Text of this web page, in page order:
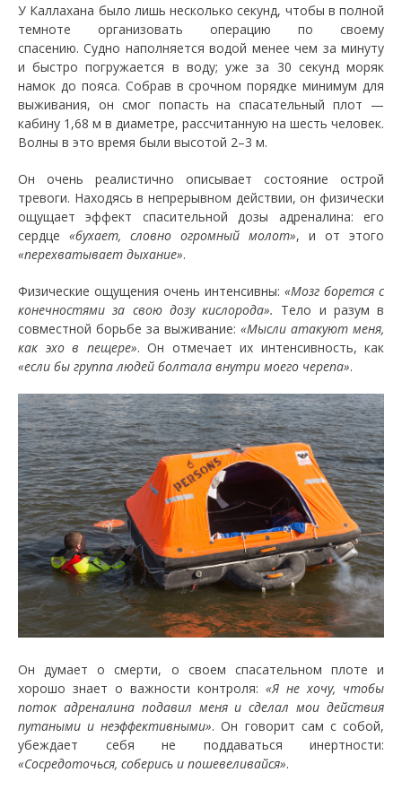
У Каллахана было лишь несколько секунд, чтобы в полной
темноте организовать операцию по своему
спасению. Судно наполняется водой менее чем за минуту
и ​​быстро погружается в воду; уже за 30 секунд моряк
намок до пояса. Собрав в срочном порядке минимум для
выживания, он смог попасть на спасательный плот —
кабину 1,68 м в диаметре, рассчитанную на шесть человек.
Волны в это время были высотой 2–3 м.
Он очень реалистично описывает состояние острой
тревоги. Находясь в непрерывном действии, он физически
ощущает эффект спасительной дозы адреналина: его
сердце «бухает, словно огромный молот», и от этого
«перехватывает дыхание».
Физические ощущения очень интенсивны: «Мозг борется с
конечностями за свою дозу кислорода». Тело и разум в
совместной борьбе за выживание: «Мысли атакуют меня,
как эхо в пещере». Он отмечает их интенсивность, как
«если бы группа людей болтала внутри моего черепа».
Он думает о смерти, о своем спасательном плоте и
хорошо знает о важности контроля: «Я не хочу, чтобы
поток адреналина подавил меня и сделал мои действия
путаными и неэффективными». Он говорит сам с собой,
убеждает себя не поддаваться инертности:
«Сосредоточься, соберись и пошевеливайся».